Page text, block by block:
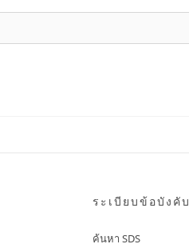
ระเบียบข้อบังคับ
ค้นหา SDS